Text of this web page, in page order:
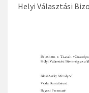
Helyi Választási